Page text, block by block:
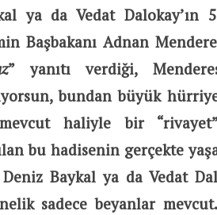
ya da Vedat Dalokay’ın
Başbakanı Adnan
” yanıtı verdiği,
bundan büyük
haliyle bir
bu hadisenin gerçekte
Baykal ya da Vedat
sadece beyanlar